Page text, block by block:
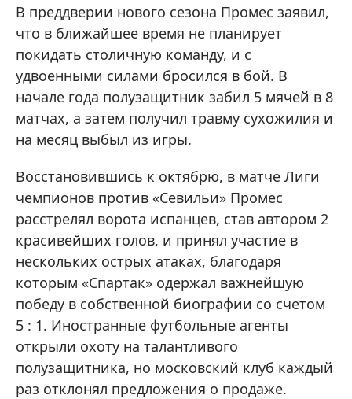
В преддверии нового сезона Промес заявил,
что в ближайшее время не планирует
покидать столичную команду, и с
удвоенными силами бросился в бой. В
начале года полузащитник забил 5 мячей в 8
матчах, а затем получил травму сухожилия и
на месяц выбыл из игры.
Восстановившись к октябрю, в матче Лиги
чемпионов против «Севильи» Промес
расстрелял ворота испанцев, став автором 2
красивейших голов, и принял участие в
нескольких острых атаках, благодаря
которым «Спартак» одержал важнейшую
победу в собственной биографии со счетом
5 : 1. Иностранные футбольные агенты
открыли охоту на талантливого
полузащитника, но московский клуб каждый
раз отклонял предложения о продаже.